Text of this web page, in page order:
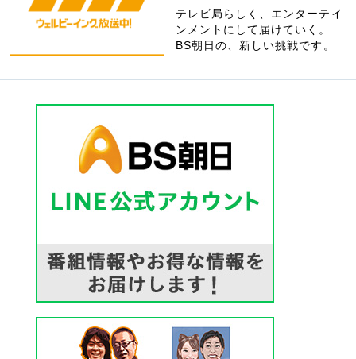
テレビ局らしく、エンターテイ
ンメントにして届けていく。
BS朝日の、新しい挑戦です。